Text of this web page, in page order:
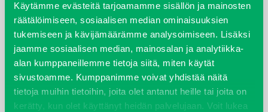
Käytämme evästeitä tarjoamamme sisällön ja mainosten
räätälöimiseen, sosiaalisen median ominaisuuksien
tukemiseen ja kävijämäärämme analysoimiseen. Lisäksi
jaamme sosiaalisen median, mainosalan ja analytiikka-
alan kumppaneillemme tietoja siitä, miten käytät
sivustoamme. Kumppanimme voivat yhdistää näitä
tietoja muihin tietoihin, joita olet antanut heille tai joita on
kerätty, kun olet käyttänyt heidän palvelujaan. Voit lukea
joulukuu 2022
huhtikuu 2022
helmikuu 2022
joulukuu 2021